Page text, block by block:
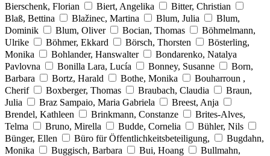
Bierschenk, Florian
Biert, Angelika
Bitter, Christian
Blaß, Bettina
Blažinec, Martina Blum, Julia
Blum,
Dominik
Blum, Oliver Bocian, Thomas
Böhmelmann,
Ulrike
Böhmer, Ekkard Börsch, Thorsten
Bösterling,
Monika
Bohlander, Hanswalter
Bondarenko, Natalya
Pavlovna
Bonilla Lara, Lucía Bonney, Susanne
Born,
Barbara
Bortz, Harald Bothe, Monika
Bouharroun ,
Cherif
Boxberger, Thomas Braubach, Claudia
Braun,
Julia
Braz Sampaio, Maria Gabriela
Breest, Anja
Brendel, Kathleen
Brinkmann, Constanze
Brites-Alves,
Telma
Bruno, Mirella Budde, Cornelia
Bühler, Nils
Bünger, Ellen
Büro für Öffentlichkeitsbeteiligung,
Bugdahn,
Monika
Buggisch, Barbara Bui, Hoang
Bullmahn,